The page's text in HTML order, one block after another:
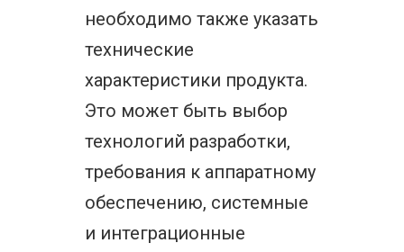
необходимо также указать
технические
характеристики продукта.
Это может быть выбор
технологий разработки,
требования к аппаратному
обеспечению, системные
и интеграционные